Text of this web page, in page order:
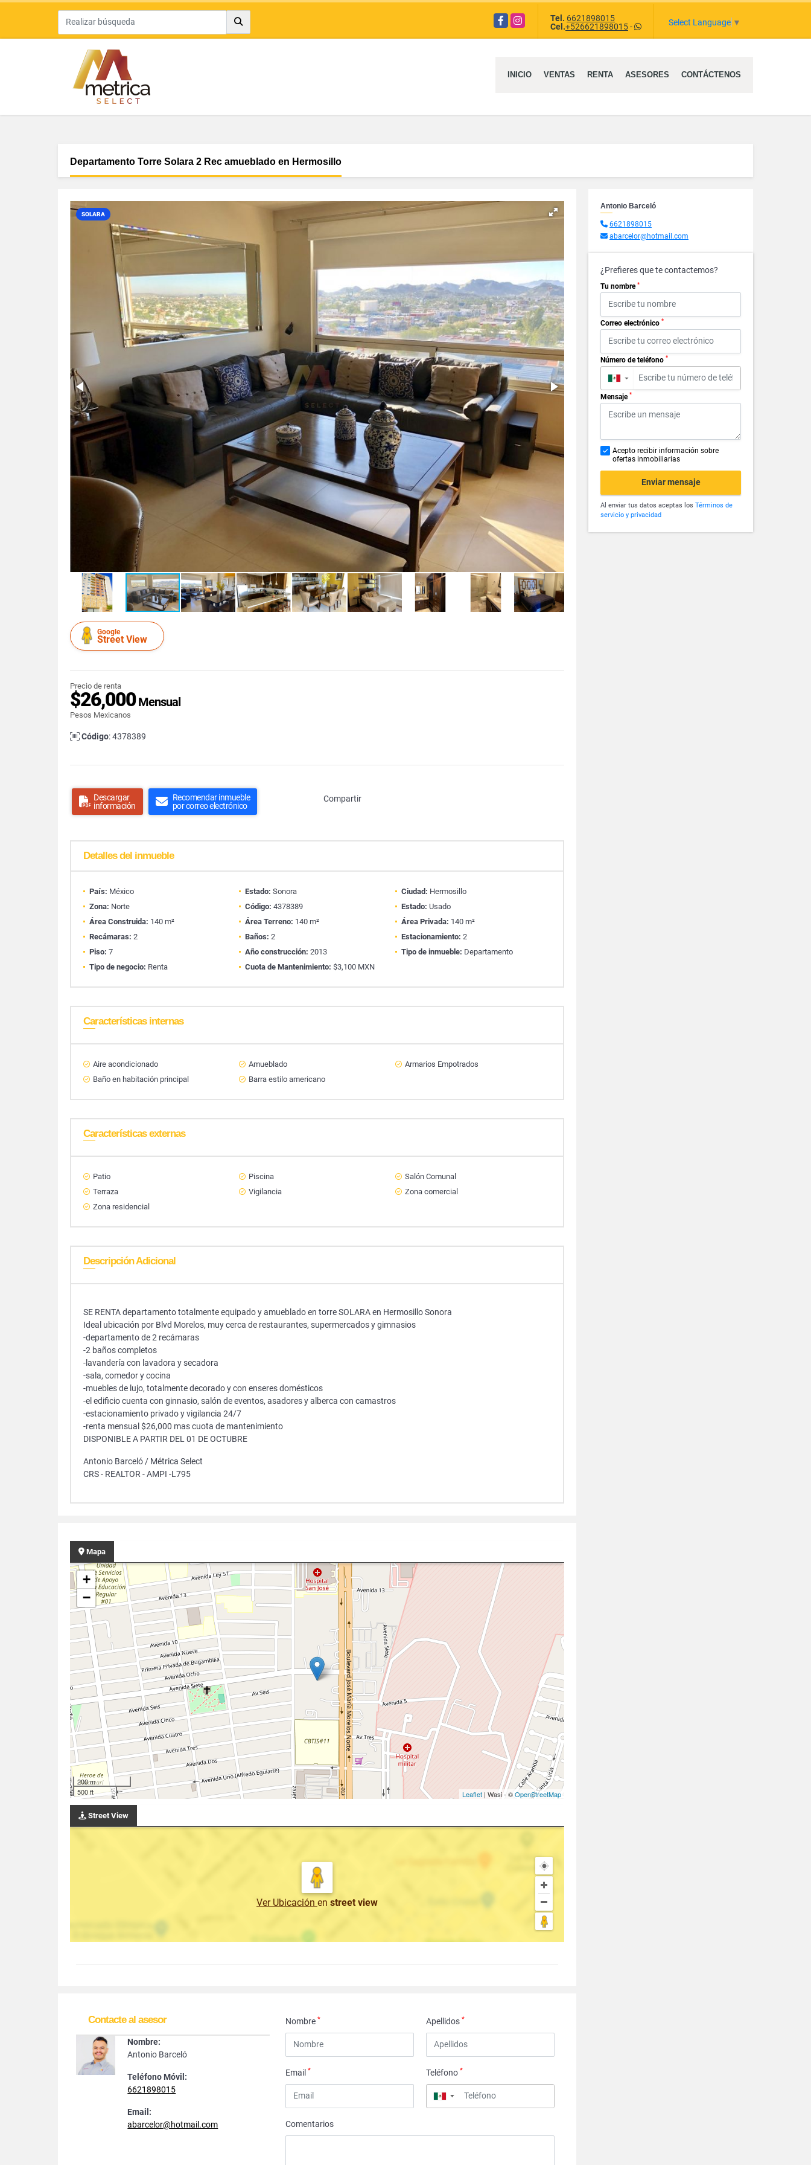
FacebookInstagram Tel. 6621898015
Cel.+526621898015- Select Language ▼
INICIO VENTAS RENTA ASESORES CONTÁCTENOS
Departamento Torre Solara 2 Rec amueblado en Hermosillo
SOLARA
Google
Street View
Precio de renta
$26,000Mensual
Pesos Mexicanos
Código: 4378389
Descargar
información
Recomendar inmueble
por correo electrónico
Compartir
Detalles del inmueble
País: México Estado: Sonora Ciudad: Hermosillo
Zona: Norte Código: 4378389 Estado: Usado
Área Construida: 140 m² Área Terreno: 140 m² Área Privada: 140 m²
Recámaras: 2 Baños: 2 Estacionamiento: 2
Piso: 7 Año construcción: 2013 Tipo de inmueble: Departamento
Tipo de negocio: Renta Cuota de Mantenimiento: $3,100 MXN
Características internas
Aire acondicionado Amueblado
Armarios Empotrados
Baño en habitación principal
Barra estilo americano
Características externas
Patio Piscina
Salón Comunal
Terraza
Vigilancia
Zona comercial
Zona residencial
Descripción Adicional
SE RENTA departamento totalmente equipado y amueblado en torre SOLARA en Hermosillo Sonora
Ideal ubicación por Blvd Morelos, muy cerca de restaurantes, supermercados y gimnasios
-departamento de 2 recámaras
-2 baños completos
-lavandería con lavadora y secadora
-sala, comedor y cocina
-muebles de lujo, totalmente decorado y con enseres domésticos
-el edificio cuenta con ginnasio, salón de eventos, asadores y alberca con camastros
-estacionamiento privado y vigilancia 24/7
-renta mensual $26,000 mas cuota de mantenimiento
DISPONIBLE A PARTIR DEL 01 DE OCTUBRE
Antonio Barceló / Métrica Select
CRS - REALTOR - AMPI -L795
Mapa
+
−
200 m
500 ft
Leaflet | Wasi - ©OpenStreetMap
Street View
Ver Ubicación en street view
Contacte al asesor
Nombre:
Antonio Barceló
Teléfono Móvil:
6621898015
Email:
abarcelor@hotmail.com
Nombre* Apellidos*
Email* Teléfono*
▼
Comentarios
Antonio Barceló
6621898015
abarcelor@hotmail.com
¿Prefieres que te contactemos?
Tu nombre *
Correo electrónico *
Número de teléfono *
▼
Mensaje *
Acepto recibir información sobre
ofertas inmobiliarias
Enviar mensaje
Al enviar tus datos aceptas los Términos de
servicio y privacidad